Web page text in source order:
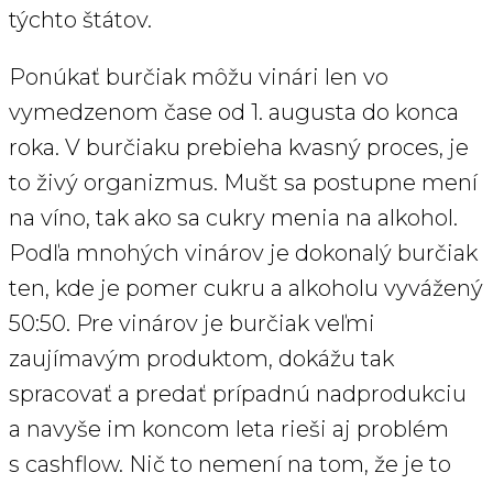
týchto štátov.
Ponúkať burčiak môžu vinári len vo
vymedzenom čase od 1. augusta do konca
roka. V burčiaku prebieha kvasný proces, je
to živý organizmus. Mušt sa postupne mení
na víno, tak ako sa cukry menia na alkohol.
Podľa mnohých vinárov je dokonalý burčiak
ten, kde je pomer cukru a alkoholu vyvážený
50:50. Pre vinárov je burčiak veľmi
zaujímavým produktom, dokážu tak
spracovať a predať prípadnú nadprodukciu
a navyše im koncom leta rieši aj problém
s cashflow. Nič to nemení na tom, že je to